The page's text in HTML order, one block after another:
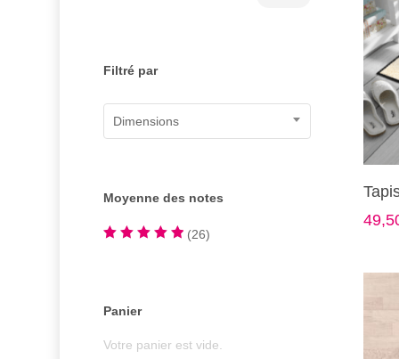
Filtré par
Dimensions
Moyenne des notes
(26)
Panier
Votre panier est vide.
a
options